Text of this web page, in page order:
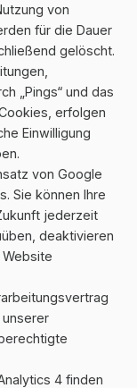
von
für die Dauer
gelöscht.
„Pings“ und das
erfolgen
Einwilligung
von Google
Sie können Ihre
jederzeit
deaktivieren
4 finden